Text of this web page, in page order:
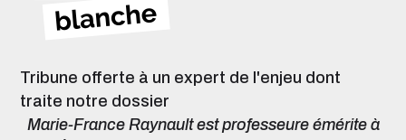
Tribune offerte à un expert de l'enjeu dont
traite notre dossier
Marie-France Raynault est professeure émérite à